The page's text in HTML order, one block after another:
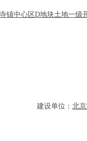
镇中心区D地块土地一级
建设单位： 北